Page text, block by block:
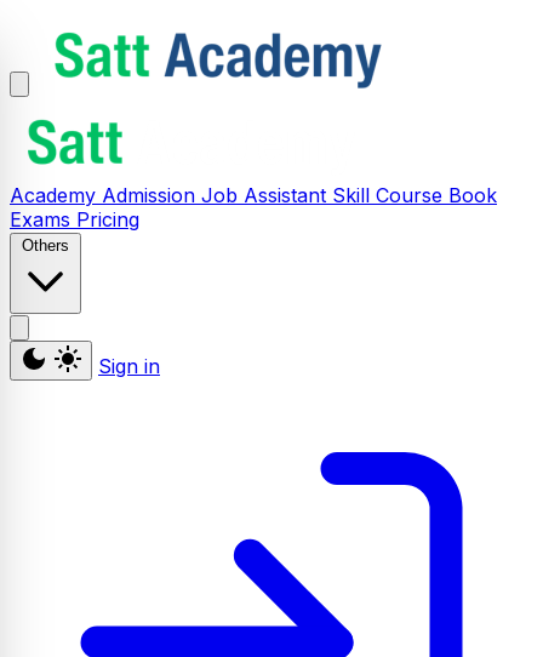
Academy Admission Job Assistant Skill Course Book
Exams Pricing
Others
Sign in